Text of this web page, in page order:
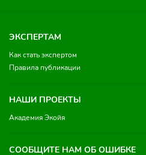
ЭКСПЕРТАМ
Как стать экспертом
Правила публикации
НАШИ ПРОЕКТЫ
Академия Экойя
СООБЩИТЕ НАМ ОБ ОШИБКЕ